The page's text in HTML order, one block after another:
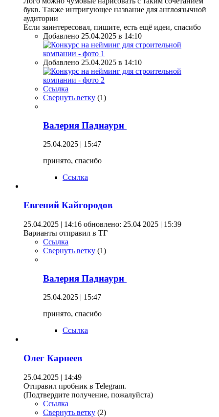
букв. Также интригующее название для англоязычной
аудитории
Если заинтересовал, пишите, есть ещё идеи, спасибо
Добавлено 25.04.2025 в 14:10
Добавлено 25.04.2025 в 14:10
Ссылка
Свернуть ветку (1)
Валерия Падиаури
25.04.2025 | 15:47
принято, спасибо
Ссылка
Евгений Кайгородов
25.04.2025 | 14:16 обновлено: 25.04 2025 | 15:39
Варианты отправил в ТГ
Ссылка
Свернуть ветку (1)
Валерия Падиаури
25.04.2025 | 15:47
принято, спасибо
Ссылка
Олег Карнеев
25.04.2025 | 14:49
Отправил пробник в Telegram.
(Подтвердите получение, пожалуйста)
Ссылка
Свернуть ветку (2)